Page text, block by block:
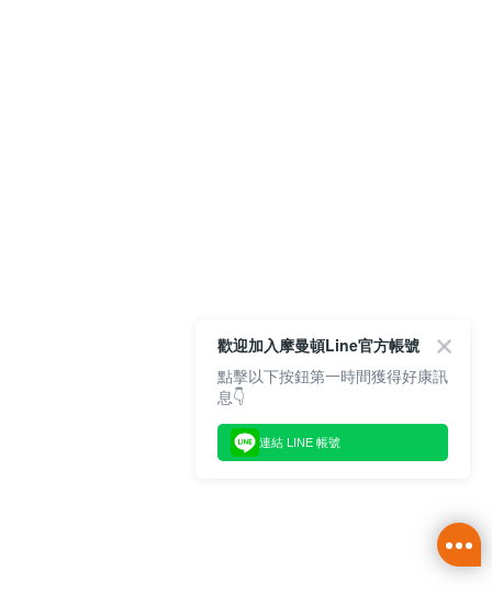
歡迎加入摩曼頓Line官方帳號
點擊以下按鈕第一時間獲得好康訊
息👇
連結 LINE 帳號